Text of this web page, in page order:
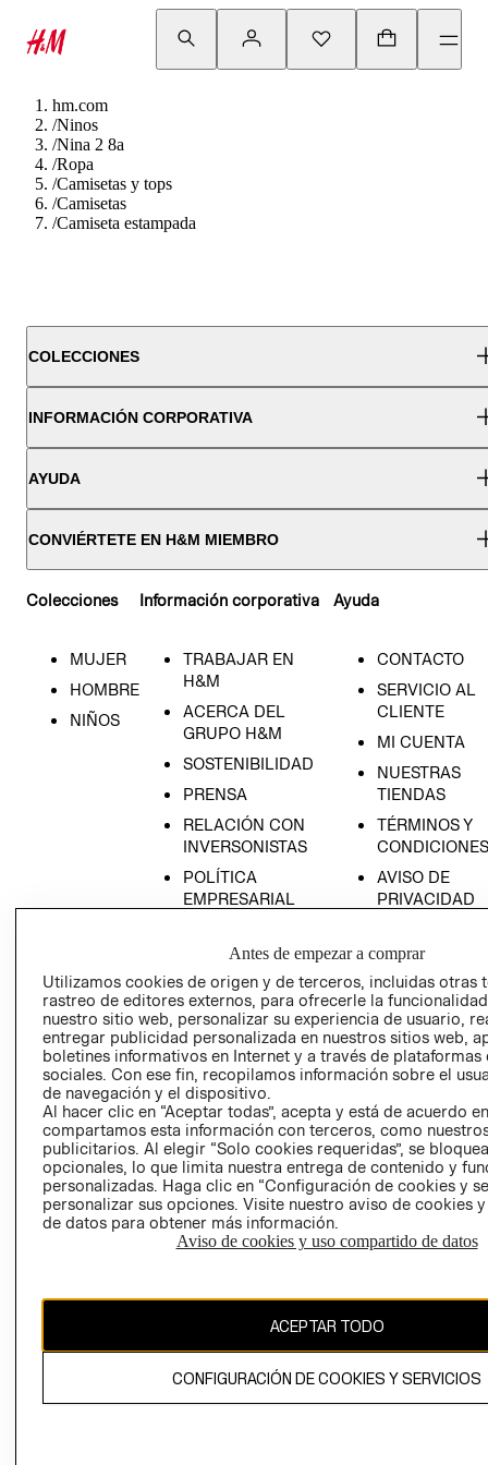
hm.com
/Ninos
/Nina 2 8a
/Ropa
/Camisetas y tops
/Camisetas
/Camiseta estampada
COLECCIONES
INFORMACIÓN CORPORATIVA
AYUDA
CONVIÉRTETE EN H&M MIEMBRO
Colecciones
MUJER
HOMBRE
NIÑOS
Información corporativa
TRABAJAR EN
H&M
ACERCA DEL
GRUPO H&M
SOSTENIBILIDAD
PRENSA
RELACIÓN CON
INVERSONISTAS
POLÍTICA
EMPRESARIAL
Ayuda
CONTACTO
SERVICIO AL
CLIENTE
MI CUENTA
NUESTRAS
TIENDAS
TÉRMINOS Y
CONDICIONES
AVISO DE
PRIVACIDAD
AVISO DE
COOKIES
LIBRO DE
Ecuador ($)
CAMBIAR REGIÓN
El contenido de esta página web está protegido por copyright y es
Antes de empezar a comprar
Utilizamos cookies de origen y de terceros, incluidas otras
rastreo de editores externos, para ofrecerle la
nuestro sitio web, personalizar su experiencia de usuario,
entregar publicidad personalizada en nuestros sitios web,
boletines informativos en Internet y a través de plataformas
sociales. Con ese fin, recopilamos información sobre el
de navegación y el dispositivo.
Al hacer clic en “Aceptar todas”, acepta y está de acuerdo
compartamos esta información con terceros, como
publicitarios. Al elegir “Solo cookies requeridas”, se
opcionales, lo que limita nuestra entrega de contenido y
personalizadas. Haga clic en “Configuración de cookies y
personalizar sus opciones. Visite nuestro aviso de cookies
de datos para obtener más información.
Aviso de cookies y uso compartido de datos
ACEPTAR TODO
CONFIGURACIÓN DE COOKIES Y SERVICIOS